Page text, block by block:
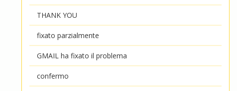
THANK YOU
fixato parzialmente
GMAIL ha fixato il problema
confermo